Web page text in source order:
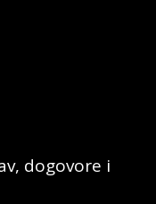
dogovore i